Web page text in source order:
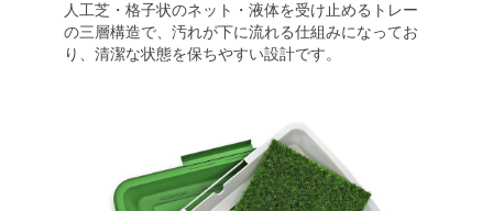
人工芝・格子状のネット・液体を受け止めるトレー
の三層構造で、汚れが下に流れる仕組みになってお
り、清潔な状態を保ちやすい設計です。